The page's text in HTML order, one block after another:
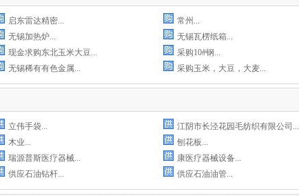
启东雷达精密...
常州...
无锡加热炉...
无锡瓦楞纸箱...
现金求购东北玉米大豆...
采购10#钢...
无锡稀有有色金属... 采购玉米，大豆，大麦...
立伟手袋...
江阴市长泾花园毛纺织有限公司...
木业...
刨花板...
瑞源普斯医疗器械...
康医疗器械设备...
供应石油钻杆... 供应石油油管...